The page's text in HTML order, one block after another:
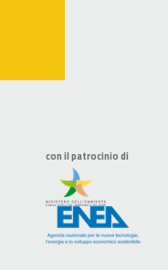
con il patrocinio di